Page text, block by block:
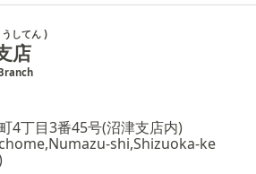
してん )
店
4丁目3番45号(沼津支店内)
shi,Shizuoka-ke